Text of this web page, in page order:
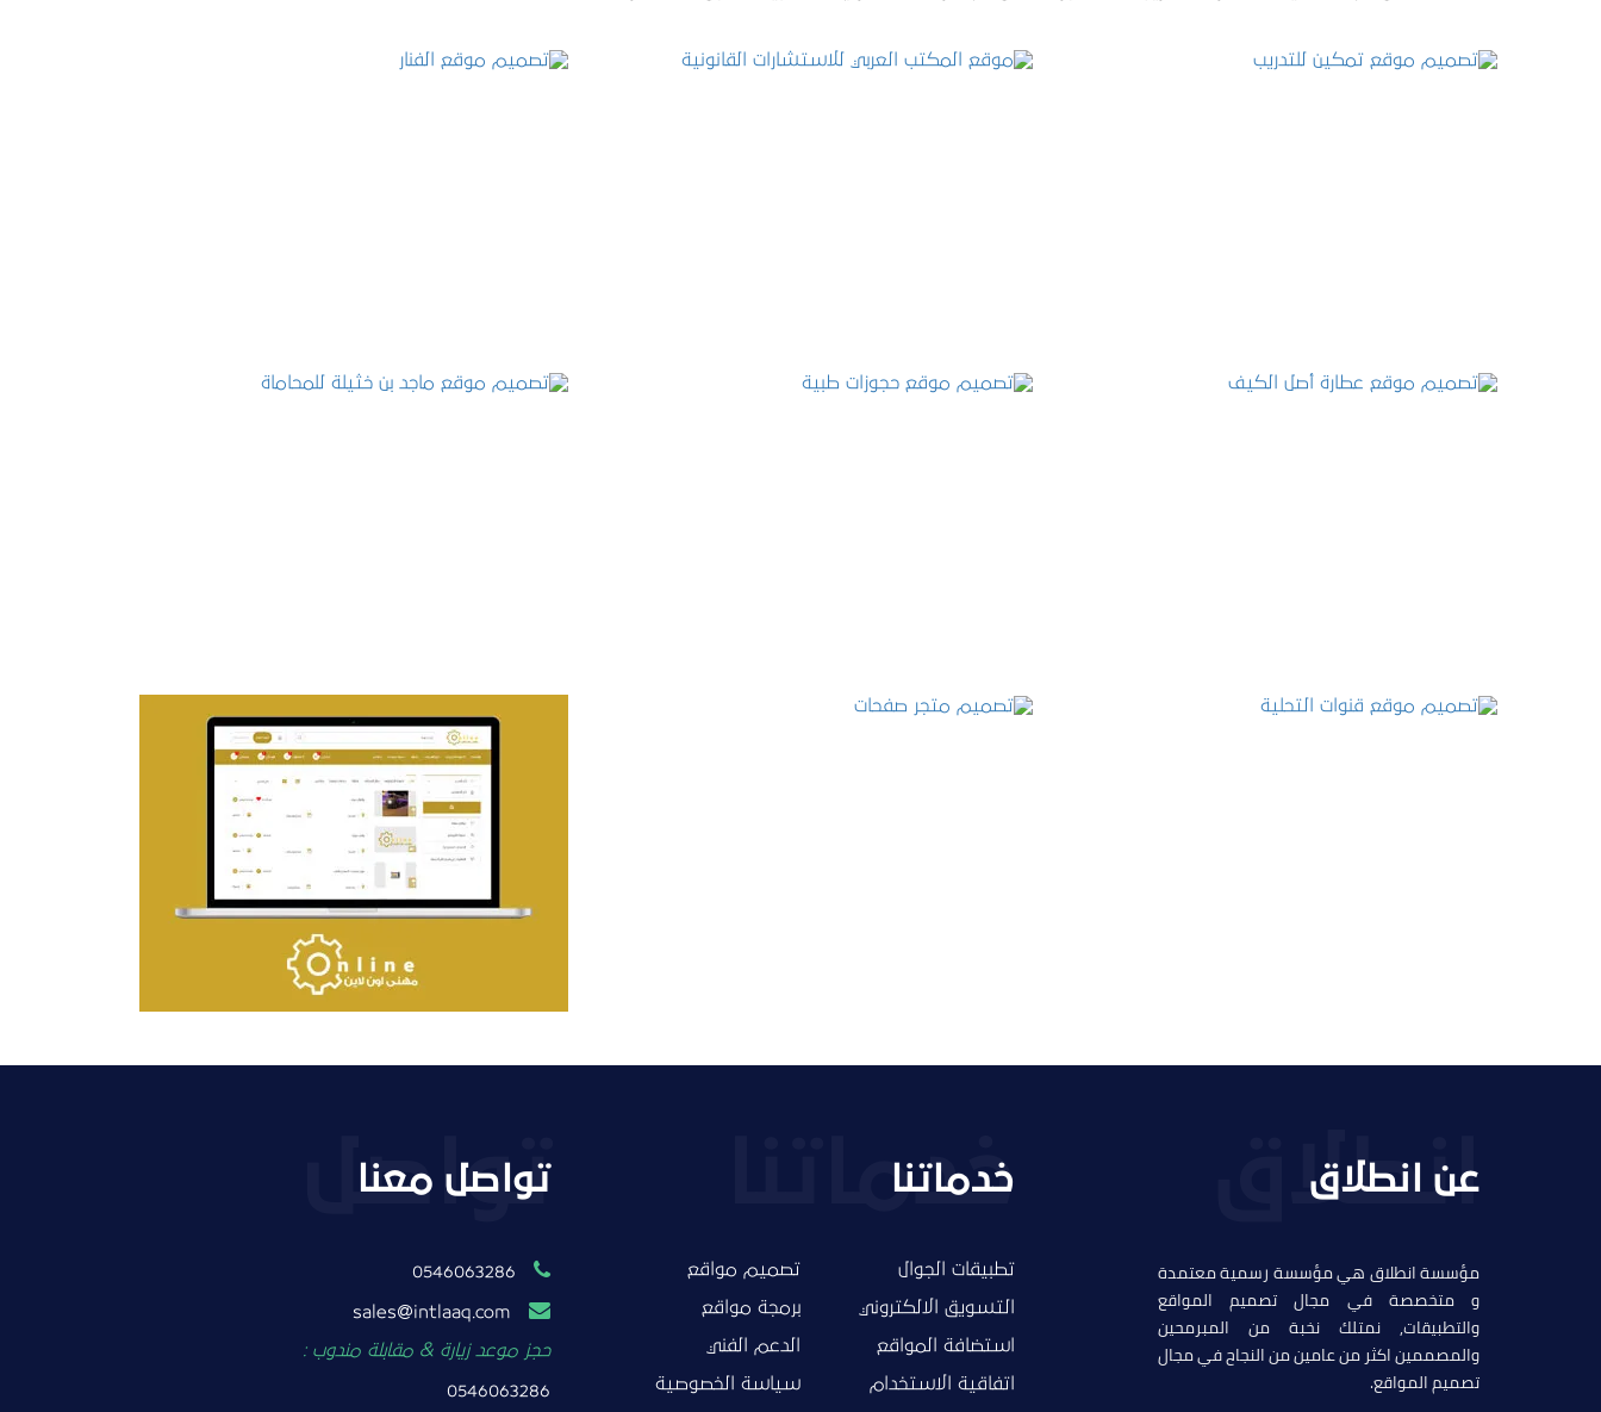
تصميم حراج مهنى
التفاصيل
عن انطلاق
مؤسسة انطلاق هي مؤسسة رسمية معتمدة
و متخصصة في مجال تصميم المواقع
والتطبيقات, نمتلك نخبة من المبرمحين
والمصممين اكثر من عامين من النجاح في مجال
تصميم المواقع.
خدماتنا
تطبيقات الجوال تصميم مواقع
التسويق الالكتروني برمجة مواقع
استضافة المواقع الدعم الفني
اتفاقية الاستخدام سياسة الخصوصية
تواصل معنا
0546063286
intlaaq.com
حجز موعد زيارة & مقابلة مندوب :
0546063286